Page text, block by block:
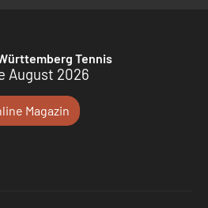
Tennis
August 2026
Magazin